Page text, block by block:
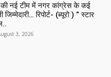
की नई टीम में नगर कांग्रेस के कई
रिपोर्ट- (ब्यूरो ) ” स्टार
3, 2026